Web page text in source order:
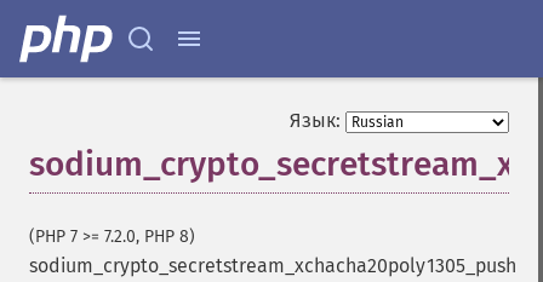
Язык:
(PHP 7 >= 7.2.0, PHP 8)
sodium_crypto_secretstream_xchacha20poly1305_push